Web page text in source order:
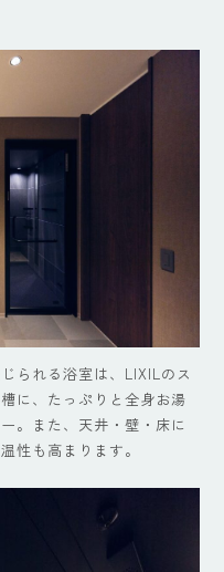
られる浴室は、LIXILのス
に、たっぷりと全身お湯
。また、天井・壁・床に
性も高まります。